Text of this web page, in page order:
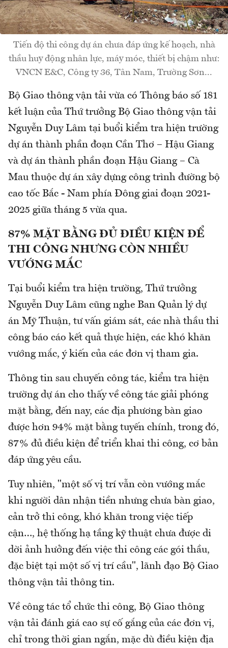
Tiến độ thi công dự án chưa đáp ứng kế hoạch, nhà
thầu huy động nhân lực, máy móc, thiết bị chậm như:
VNCN E&C, Công ty 36, Tân Nam, Trường Sơn...
Bộ Giao thông vận tải vừa có Thông báo số 181
kết luận của Thứ trưởng Bộ Giao thông vận tải
Nguyễn Duy Lâm tại buổi kiểm tra hiện trường
dự án thành phần đoạn Cần Thơ – Hậu Giang
và dự án thành phần đoạn Hậu Giang – Cà
Mau thuộc dự án xây dựng công trình đường bộ
cao tốc Bắc - Nam phía Đông giai đoạn 2021-
2025 giữa tháng 5 vừa qua.
87% MẶT BẰNG ĐỦ ĐIỀU KIỆN ĐỂ
THI CÔNG NHƯNG CÒN NHIỀU
VƯỚNG MẮC
Tại buổi kiểm tra hiện trường, Thứ trưởng
Nguyễn Duy Lâm cũng nghe Ban Quản lý dự
án Mỹ Thuận, tư vấn giám sát, các nhà thầu thi
công báo cáo kết quả thực hiện, các khó khăn
vướng mắc, ý kiến của các đơn vị tham gia.
Thông tin sau chuyến công tác, kiểm tra hiện
trường dự án cho thấy về công tác giải phóng
mặt bằng, đến nay, các địa phương bàn giao
được hơn 94% mặt bằng tuyến chính, trong đó,
87% đủ điều kiện để triển khai thi công, cơ bản
đáp ứng yêu cầu.
Tuy nhiên, "một số vị trí vẫn còn vướng mắc
khi người dân nhận tiền nhưng chưa bàn giao,
cản trở thi công, khó khăn trong việc tiếp
cận…, hệ thống hạ tầng kỹ thuật chưa được di
dời ảnh hưởng đến việc thi công các gói thầu,
đặc biệt tại một số vị trí cầu", lãnh đạo Bộ Giao
thông vận tải thông tin.
Về công tác tổ chức thi công, Bộ Giao thông
vận tải đánh giá cao sự cố gắng của các đơn vị,
chỉ trong thời gian ngắn, mặc dù điều kiện địa